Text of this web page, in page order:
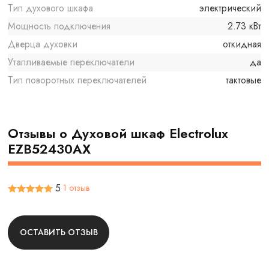
Тип духового шкафа
электрический
Мощность подключения
2.73 кВт
Дверца духовки
откидная
Утапливаемые переключатели
да
Тип поворотных переключателей
тактовые
Отзывы о Духовой шкаф Electrolux
EZB52430AX
5 1 отзыв
ОСТАВИТЬ ОТЗЫВ